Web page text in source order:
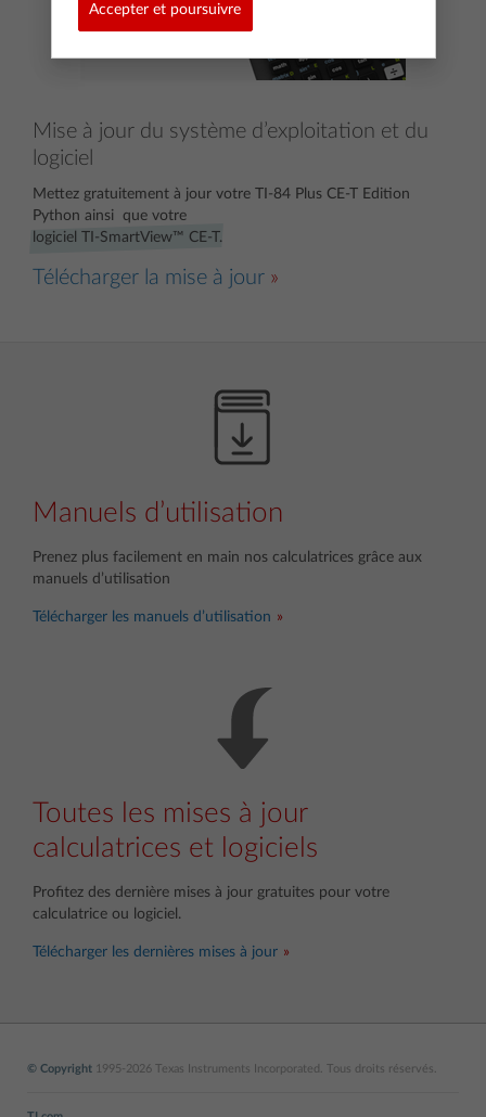
Mise à jour du système d’exploitation et du
logiciel
Mettez gratuitement à jour votre
TI-84 Plus CE-T Edition
Python ainsi que votre
logiciel TI-SmartView™ CE-T.
Télécharger la mise à jour
Manuels d’utilisation
Prenez plus facilement en main nos calculatrices grâce aux
manuels d’utilisation
Télécharger les manuels d’utilisation
Toutes les mises à jour
calculatrices et logiciels
Profitez des dernière mises à jour gratuites pour votre
calculatrice ou logiciel.
Télécharger les dernières mises à jour
© Copyright 1995-2026 Texas Instruments Incorporated. Tous droits réservés.
Accepter et poursuivre